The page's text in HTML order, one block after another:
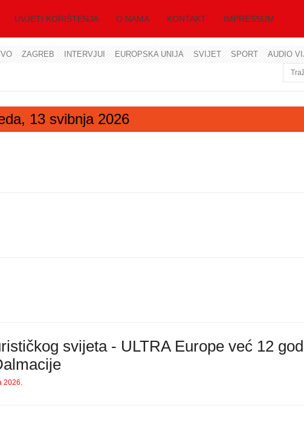
UVJETI KORIŠTENJA O NAMA KONTAKT IMPRESSUM
ZAGREB INTERVJUI EUROPSKA UNIJA SVIJET SPORT AUDIO
13 svibnja 2026
svijeta - ULTRA Europe već 12
2026.